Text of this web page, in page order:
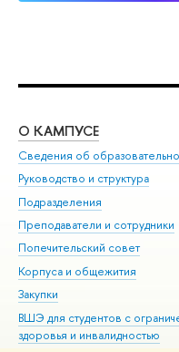
О КАМПУСЕ
Сведения об
Руководство и структура
Подразделения
Преподаватели и сотрудники
Попечительский совет
Корпуса и общежития
Закупки
ВШЭ для студентов с
здоровья и инвалидностью